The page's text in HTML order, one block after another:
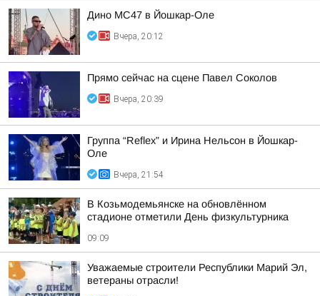
Дино МС47 в Йошкар-Оле
Вчера, 20:12
Прямо сейчас на сцене Павел Соколов
Вчера, 20:39
Группа “Reflex” и Ирина Нельсон в Йошкар-
Оле
Вчера, 21:54
В Козьмодемьянске на обновлённом
стадионе отметили День физкультурника
09:09
Уважаемые строители Республики Марий Эл,
ветераны отрасли!